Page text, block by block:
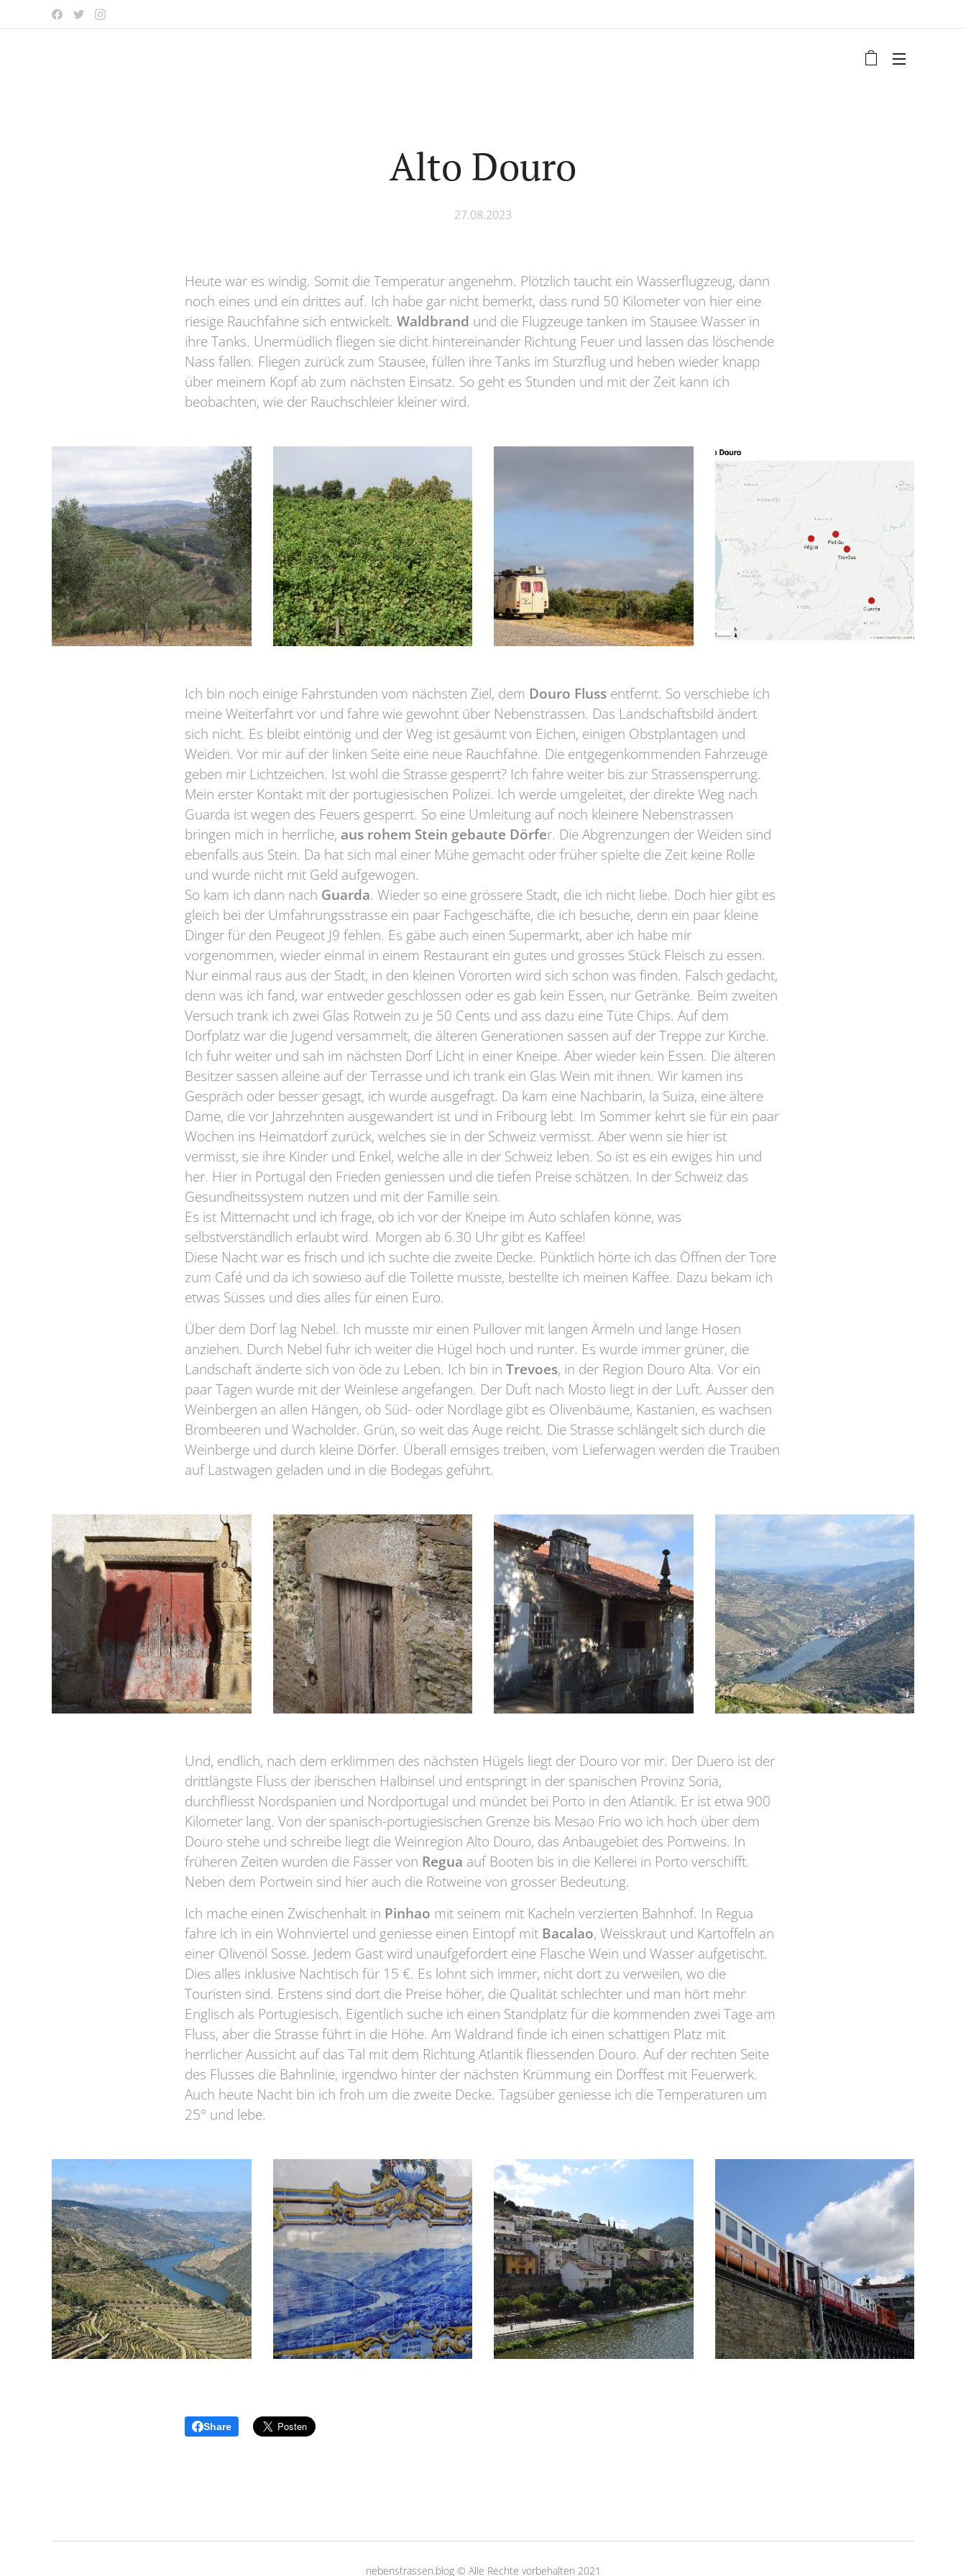
Alto Douro
27.08.2023
Heute war es windig. Somit die Temperatur angenehm. Plötzlich taucht ein Wasserflugzeug, dann
noch eines und ein drittes auf. Ich habe gar nicht bemerkt, dass rund 50 Kilometer von hier eine
riesige Rauchfahne sich entwickelt. Waldbrand und die Flugzeuge tanken im Stausee Wasser in
ihre Tanks. Unermüdlich fliegen sie dicht hintereinander Richtung Feuer und lassen das löschende
Nass fallen. Fliegen zurück zum Stausee, füllen ihre Tanks im Sturzflug und heben wieder knapp
über meinem Kopf ab zum nächsten Einsatz. So geht es Stunden und mit der Zeit kann ich
beobachten, wie der Rauchschleier kleiner wird.
Ich bin noch einige Fahrstunden vom nächsten Ziel, dem Douro Fluss entfernt. So verschiebe ich
meine Weiterfahrt vor und fahre wie gewohnt über Nebenstrassen. Das Landschaftsbild ändert
sich nicht. Es bleibt eintönig und der Weg ist gesäumt von Eichen, einigen Obstplantagen und
Weiden. Vor mir auf der linken Seite eine neue Rauchfahne. Die entgegenkommenden Fahrzeuge
geben mir Lichtzeichen. Ist wohl die Strasse gesperrt? Ich fahre weiter bis zur Strassensperrung.
Mein erster Kontakt mit der portugiesischen Polizei. Ich werde umgeleitet, der direkte Weg nach
Guarda ist wegen des Feuers gesperrt. So eine Umleitung auf noch kleinere Nebenstrassen
bringen mich in herrliche, aus rohem Stein gebaute Dörfer. Die Abgrenzungen der Weiden sind
ebenfalls aus Stein. Da hat sich mal einer Mühe gemacht oder früher spielte die Zeit keine Rolle
und wurde nicht mit Geld aufgewogen.
So kam ich dann nach Guarda. Wieder so eine grössere Stadt, die ich nicht liebe. Doch hier gibt es
gleich bei der Umfahrungsstrasse ein paar Fachgeschäfte, die ich besuche, denn ein paar kleine
Dinger für den Peugeot J9 fehlen. Es gäbe auch einen Supermarkt, aber ich habe mir
vorgenommen, wieder einmal in einem Restaurant ein gutes und grosses Stück Fleisch zu essen.
Nur einmal raus aus der Stadt, in den kleinen Vororten wird sich schon was finden. Falsch gedacht,
denn was ich fand, war entweder geschlossen oder es gab kein Essen, nur Getränke. Beim zweiten
Versuch trank ich zwei Glas Rotwein zu je 50 Cents und ass dazu eine Tüte Chips. Auf dem
Dorfplatz war die Jugend versammelt, die älteren Generationen sassen auf der Treppe zur Kirche.
Ich fuhr weiter und sah im nächsten Dorf Licht in einer Kneipe. Aber wieder kein Essen. Die älteren
Besitzer sassen alleine auf der Terrasse und ich trank ein Glas Wein mit ihnen. Wir kamen ins
Gespräch oder besser gesagt, ich wurde ausgefragt. Da kam eine Nachbarin, la Suiza, eine ältere
Dame, die vor Jahrzehnten ausgewandert ist und in Fribourg lebt. Im Sommer kehrt sie für ein paar
Wochen ins Heimatdorf zurück, welches sie in der Schweiz vermisst. Aber wenn sie hier ist
vermisst, sie ihre Kinder und Enkel, welche alle in der Schweiz leben. So ist es ein ewiges hin und
her. Hier in Portugal den Frieden geniessen und die tiefen Preise schätzen. In der Schweiz das
Gesundheitssystem nutzen und mit der Familie sein.
Es ist Mitternacht und ich frage, ob ich vor der Kneipe im Auto schlafen könne, was
selbstverständlich erlaubt wird. Morgen ab 6.30 Uhr gibt es Kaffee!
Diese Nacht war es frisch und ich suchte die zweite Decke. Pünktlich hörte ich das Öffnen der Tore
zum Café und da ich sowieso auf die Toilette musste, bestellte ich meinen Kaffee. Dazu bekam ich
etwas Süsses und dies alles für einen Euro.
Über dem Dorf lag Nebel. Ich musste mir einen Pullover mit langen Ärmeln und lange Hosen
anziehen. Durch Nebel fuhr ich weiter die Hügel hoch und runter. Es wurde immer grüner, die
Landschaft änderte sich von öde zu Leben. Ich bin in Trevoes, in der Region Douro Alta. Vor ein
paar Tagen wurde mit der Weinlese angefangen. Der Duft nach Mosto liegt in der Luft. Ausser den
Weinbergen an allen Hängen, ob Süd- oder Nordlage gibt es Olivenbäume, Kastanien, es wachsen
Brombeeren und Wacholder. Grün, so weit das Auge reicht. Die Strasse schlängelt sich durch die
Weinberge und durch kleine Dörfer. Überall emsiges treiben, vom Lieferwagen werden die Trauben
auf Lastwagen geladen und in die Bodegas geführt.
Und, endlich, nach dem erklimmen des nächsten Hügels liegt der Douro vor mir. Der Duero ist der
drittlängste Fluss der iberischen Halbinsel und entspringt in der spanischen Provinz Soria,
durchfliesst Nordspanien und Nordportugal und mündet bei Porto in den Atlantik. Er ist etwa 900
Kilometer lang. Von der spanisch-portugiesischen Grenze bis Mesao Frio wo ich hoch über dem
Douro stehe und schreibe liegt die Weinregion Alto Douro, das Anbaugebiet des Portweins. In
früheren Zeiten wurden die Fässer von Regua auf Booten bis in die Kellerei in Porto verschifft.
Neben dem Portwein sind hier auch die Rotweine von grosser Bedeutung.
Ich mache einen Zwischenhalt in Pinhao mit seinem mit Kacheln verzierten Bahnhof. In Regua
fahre ich in ein Wohnviertel und geniesse einen Eintopf mit Bacalao, Weisskraut und Kartoffeln an
einer Olivenöl Sosse. Jedem Gast wird unaufgefordert eine Flasche Wein und Wasser aufgetischt.
Dies alles inklusive Nachtisch für 15 €. Es lohnt sich immer, nicht dort zu verweilen, wo die
Touristen sind. Erstens sind dort die Preise höher, die Qualität schlechter und man hört mehr
Englisch als Portugiesisch. Eigentlich suche ich einen Standplatz für die kommenden zwei Tage am
Fluss, aber die Strasse führt in die Höhe. Am Waldrand finde ich einen schattigen Platz mit
herrlicher Aussicht auf das Tal mit dem Richtung Atlantik fliessenden Douro. Auf der rechten Seite
des Flusses die Bahnlinie, irgendwo hinter der nächsten Krümmung ein Dorffest mit Feuerwerk.
Auch heute Nacht bin ich froh um die zweite Decke. Tagsüber geniesse ich die Temperaturen um
25° und lebe.
Share
nebenstrassen.blog © Alle Rechte vorbehalten 2021